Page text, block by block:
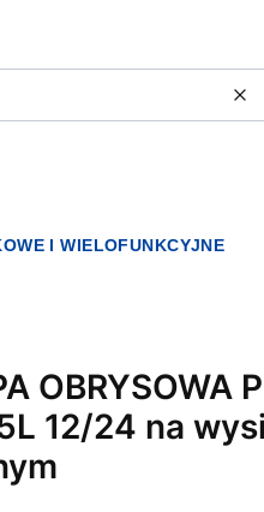
I WIELOFUNKCYJNE
OBRYSOWA
12/24 na